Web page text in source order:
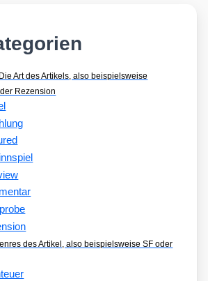
Die Art des Artikels, also beispielsweise
Rezension
des Artikel, also beispielsweise SF oder